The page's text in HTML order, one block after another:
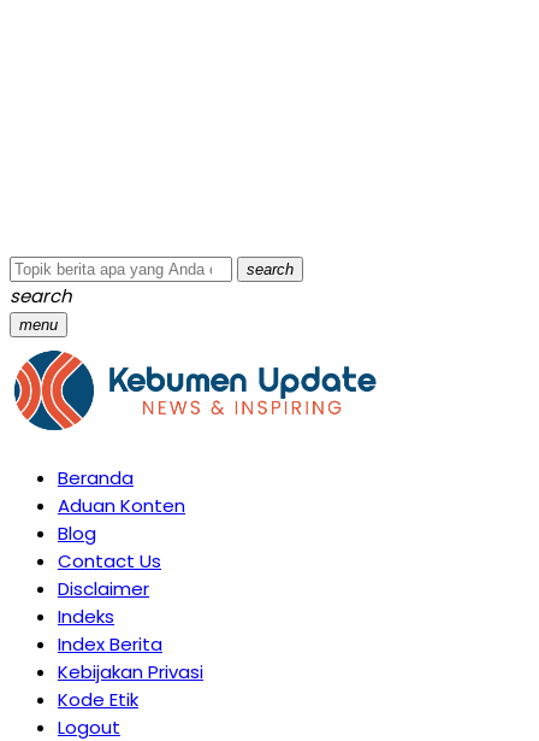
search
search
menu
Beranda
Aduan Konten
Blog
Contact Us
Disclaimer
Indeks
Index Berita
Kebijakan Privasi
Kode Etik
Logout